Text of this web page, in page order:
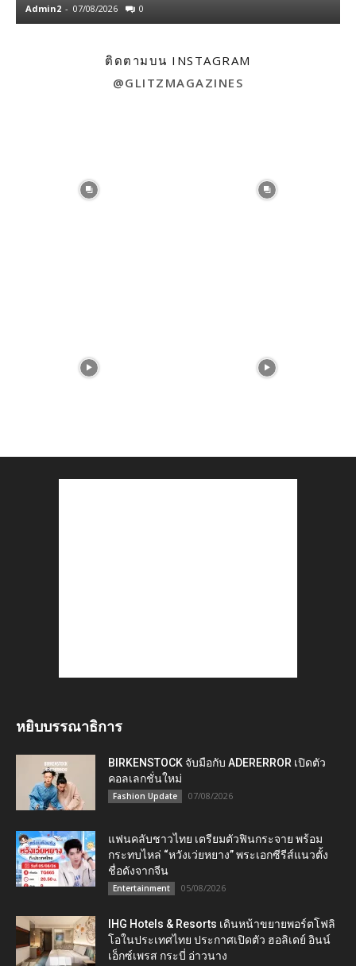
Admin2 - 07/08/2026 0
ติดตามบน INSTAGRAM
@GLITZMAGAZINES
หยิบบรรณาธิการ
BIRKENSTOCK จับมือกับ ADERERROR เปิดตัว
คอลเลกชั่นใหม่
Fashion Update 07/08/2026
แฟนคลับชาวไทย เตรียมตัวฟินกระจาย พร้อม
กระทบไหล่ “หวังเว่ยหยาง” พระเอกซีรีส์แนวตั้ง
ชื่อดังจากจีน
Entertainment 05/08/2026
IHG Hotels & Resorts เดินหน้าขยายพอร์ตโฟลิ
โอในประเทศไทย ประกาศเปิดตัว ฮอลิเดย์ อินน์
เอ็กซ์เพรส กระบี่ อ่าวนาง